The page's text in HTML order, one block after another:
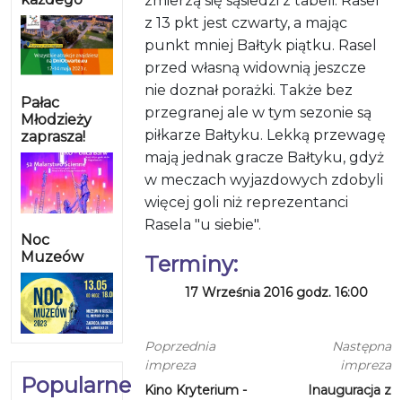
Pałac
Młodzieży
zaprasza!
Noc
Muzeów
Popularne
z 13 pkt jest czwarty, a mając
punkt mniej Bałtyk piątku. Rasel
przed własną widownią jeszcze
nie doznał porażki. Także bez
przegranej ale w tym sezonie są
piłkarze Bałtyku. Lekką przewagę
mają jednak gracze Bałtyku, gdyż
w meczach wyjazdowych zdobyli
więcej goli niż reprezentanci
Rasela "u siebie".
Terminy:
17 Września 2016 godz. 16:00
Poprzednia
impreza
Kino Kryterium -
Następna
impreza
Inauguracja z